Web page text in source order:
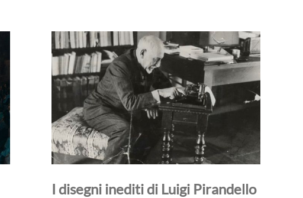
I disegni inediti di Luigi Pirandello